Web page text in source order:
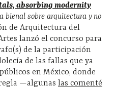
absorbing modernity
bienal sobre arquitectura y no
de Arquitectura del
lanzó el concurso para
de la participación
de las fallas que ya
en México, donde
—algunas las comenté